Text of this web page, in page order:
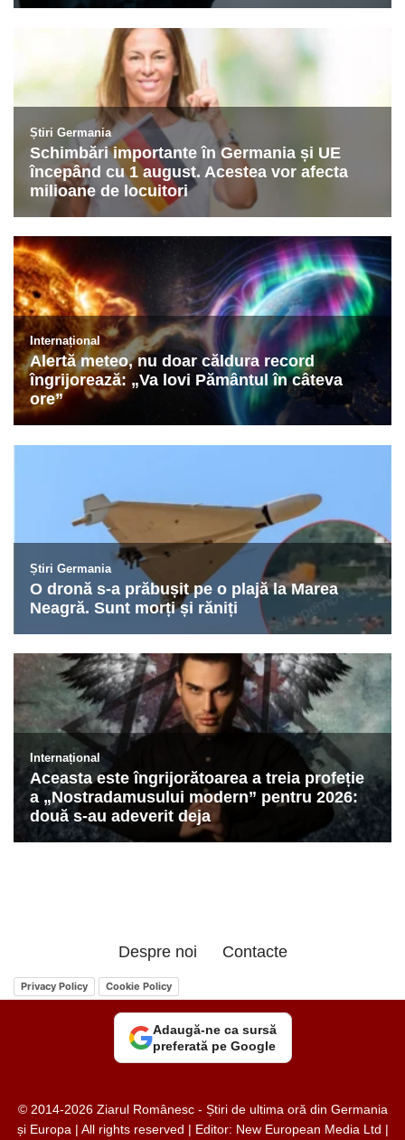
Despre noi Contacte
Privacy Policy Cookie Policy
Adaugă-ne ca sursă
preferată pe Google
© 2014-2026 Ziarul Românesc - Știri de ultima oră din Germania
și Europa | All rights reserved | Editor: New European Media Ltd |